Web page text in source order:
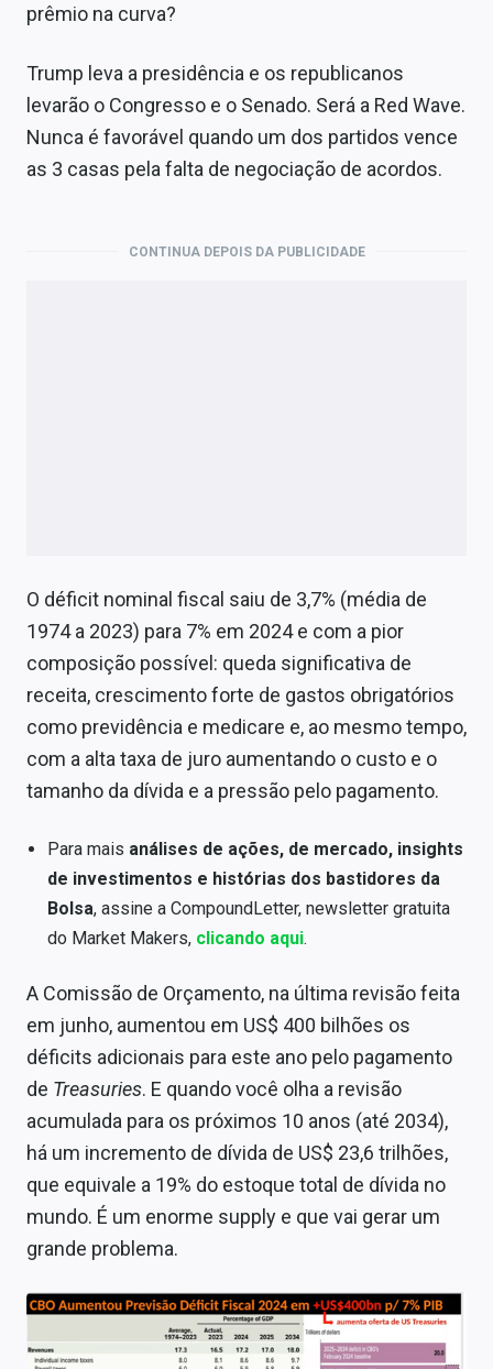
prêmio na curva?
Trump leva a presidência e os republicanos
levarão o Congresso e o Senado. Será a Red Wave.
Nunca é favorável quando um dos partidos vence
as 3 casas pela falta de negociação de acordos.
CONTINUA DEPOIS DA PUBLICIDADE
O déficit nominal fiscal saiu de 3,7% (média de
1974 a 2023) para 7% em 2024 e com a pior
composição possível: queda significativa de
receita, crescimento forte de gastos obrigatórios
como previdência e medicare e, ao mesmo tempo,
com a alta taxa de juro aumentando o custo e o
tamanho da dívida e a pressão pelo pagamento.
Para mais análises de ações, de mercado, insights
de investimentos e histórias dos bastidores da
Bolsa, assine a CompoundLetter, newsletter gratuita
do Market Makers, clicando aqui.
A Comissão de Orçamento, na última revisão feita
em junho, aumentou em US$ 400 bilhões os
déficits adicionais para este ano pelo pagamento
de Treasuries. E quando você olha a revisão
acumulada para os próximos 10 anos (até 2034),
há um incremento de dívida de US$ 23,6 trilhões,
que equivale a 19% do estoque total de dívida no
mundo. É um enorme supply e que vai gerar um
grande problema.